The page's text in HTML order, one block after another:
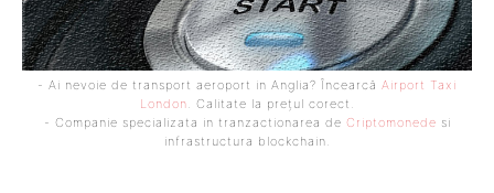
- Ai nevoie de transport aeroport in Anglia? Încearcă Airport Taxi
London . Calitate la prețul corect.
- Companie specializata in tranzactionarea de Criptomonede si
infrastructura blockchain.